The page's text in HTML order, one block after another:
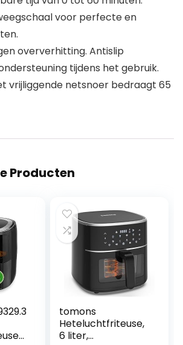
voor perfecte en
oververhitting. Antislip
tijdens het gebruik.
vrijliggende netsnoer bedraagt 65
Producten
tomons
Heteluchtfriteuse,
6 liter,